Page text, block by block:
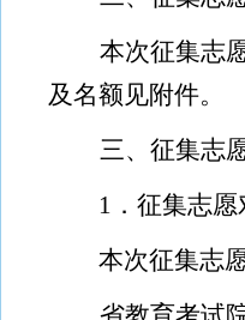
本次征集志
及名额见附件。
三、征集志
1 ．征集志
本次征集志